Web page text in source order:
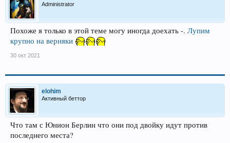
Administrator
Похоже я только в этой теме могу иногда доехать -. Лупим
крупно на верняки
30 окт 2021
elohim
Активный беттор
Что там с Юнион Берлин что они под двойку идут против
последнего места?